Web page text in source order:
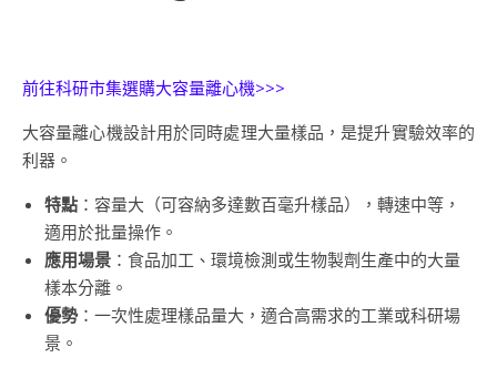
前往科研市集選購大容量離心機>>>
大容量離心機設計用於同時處理大量樣品，是提升實驗效率的
利器。
特點 ：容量大（可容納多達數百毫升樣品），轉速中等，
適用於批量操作。
應用場景 ：食品加工、環境檢測或生物製劑生產中的大量
樣本分離。
優勢：一次性處理樣品量大，適合高需求的工業或科研場
景。